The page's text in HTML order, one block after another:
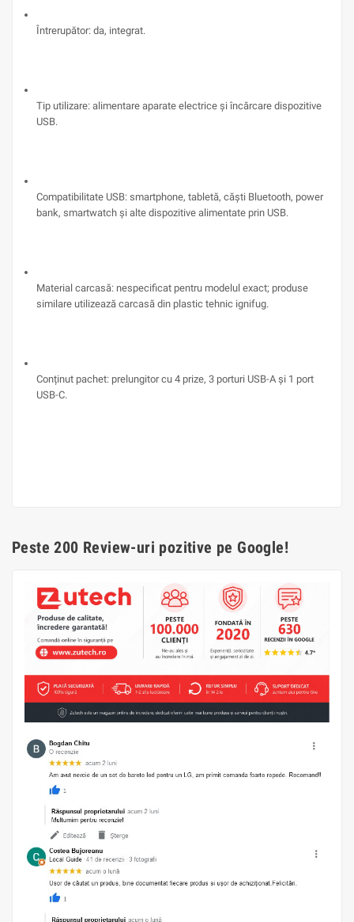
Întrerupător: da, integrat.
Tip utilizare: alimentare aparate electrice și încărcare dispozitive
USB.
Compatibilitate USB: smartphone, tabletă, căști Bluetooth, power
bank, smartwatch și alte dispozitive alimentate prin USB.
Material carcasă: nespecificat pentru modelul exact; produse
similare utilizează carcasă din plastic tehnic ignifug.
Conținut pachet: prelungitor cu 4 prize, 3 porturi USB-A și 1 port
USB-C.
Peste 200 Review-uri pozitive pe Google!